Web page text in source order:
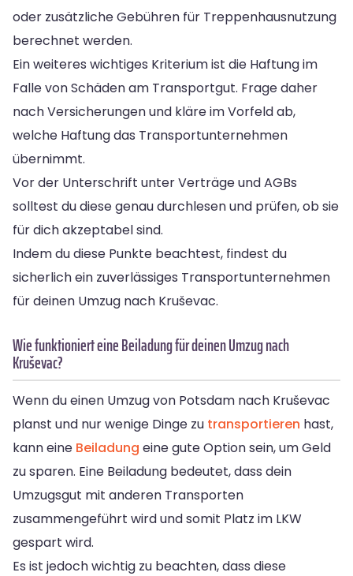
oder zusätzliche Gebühren für Treppenhausnutzung
berechnet werden.
Ein weiteres wichtiges Kriterium ist die Haftung im
Falle von Schäden am Transportgut. Frage daher
nach Versicherungen und kläre im Vorfeld ab,
welche Haftung das Transportunternehmen
übernimmt.
Vor der Unterschrift unter Verträge und AGBs
solltest du diese genau durchlesen und prüfen, ob sie
für dich akzeptabel sind.
Indem du diese Punkte beachtest, findest du
sicherlich ein zuverlässiges Transportunternehmen
für deinen Umzug nach Kruševac.
Wie funktioniert eine Beiladung für deinen Umzug nach
Kruševac?
Wenn du einen Umzug von Potsdam nach Kruševac
planst und nur wenige Dinge zu transportieren hast,
kann eine Beiladung eine gute Option sein, um Geld
zu sparen. Eine Beiladung bedeutet, dass dein
Umzugsgut mit anderen Transporten
zusammengeführt wird und somit Platz im LKW
gespart wird.
Es ist jedoch wichtig zu beachten, dass diese